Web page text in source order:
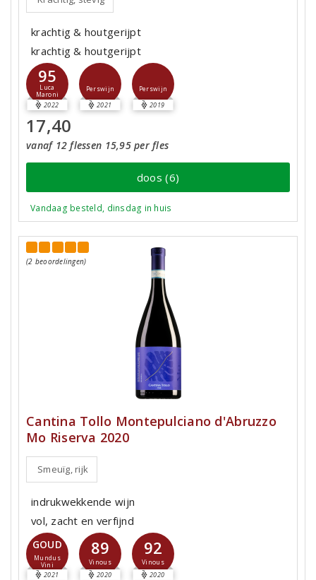
krachtig & houtgerijpt
krachtig & houtgerijpt
95
Luca
Maroni
2022
Perswijn
2021
Perswijn
2019
17,40
vanaf 12 flessen 15,95 per fles
doos (6)
Vandaag besteld, dinsdag in huis
(2 beoordelingen)
Cantina Tollo Montepulciano d'Abruzzo
Mo Riserva 2020
Smeuïg, rijk
indrukwekkende wijn
vol, zacht en verfijnd
GOUD
Mundus
Vini
2021
89
Vinous
2020
92
Vinous
2020